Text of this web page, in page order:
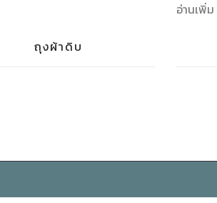
ถุงผ้าดิบ
อ่านเพิ่ม